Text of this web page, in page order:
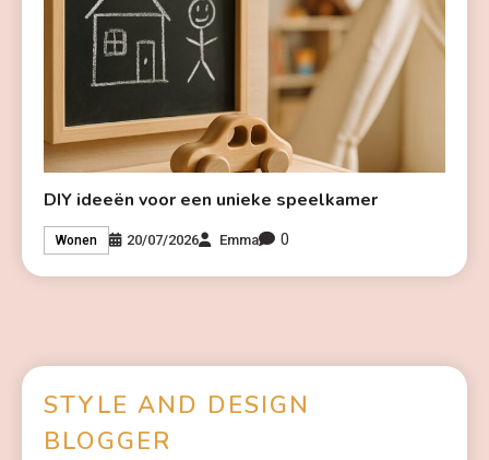
DIY ideeën voor een unieke speelkamer
Wonen 20/07/2026 Emma 0
STYLE AND DESIGN
BLOGGER